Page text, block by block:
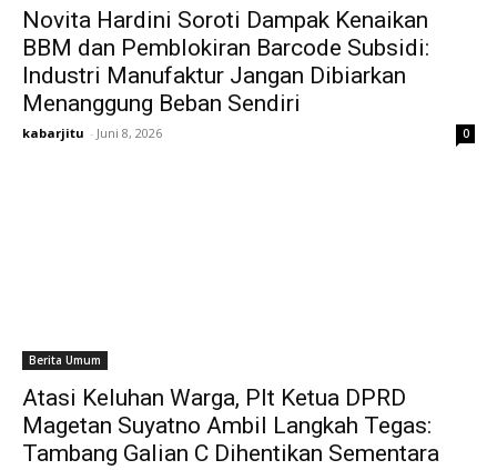
Novita Hardini Soroti Dampak Kenaikan
BBM dan Pemblokiran Barcode Subsidi:
Industri Manufaktur Jangan Dibiarkan
Menanggung Beban Sendiri
kabarjitu - Juni 8, 2026 0
Berita Umum
Atasi Keluhan Warga, Plt Ketua DPRD
Magetan Suyatno Ambil Langkah Tegas:
Tambang Galian C Dihentikan Sementara